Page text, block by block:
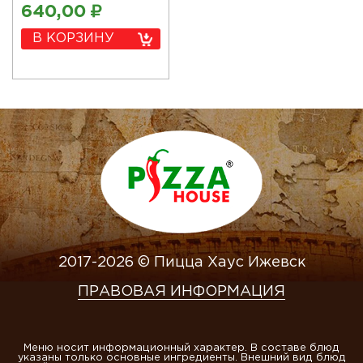
шампиньоны
обжаренные, сыр
моцарелла и пармезан
640,00 ₽
В КОРЗИНУ
2017-2026 © Пицца Хаус Ижевск
ПРАВОВАЯ ИНФОРМАЦИЯ
Меню носит информационный характер. В составе блюд
указаны только основные ингредиенты. Внешний вид блюд